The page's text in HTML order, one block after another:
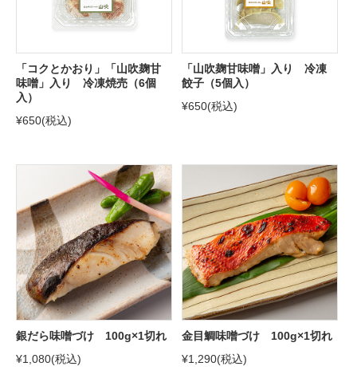
「コクとかおり」「山吹麹甘
味噌」入り 冷凍焼売（6個
入）
¥650(税込)
「山吹麹甘味噌」入り 冷凍
餃子（5個入）
¥650(税込)
銀だら味噌づけ 100g×1切れ
¥1,080(税込)
金目鯛味噌づけ 100g×1切れ
¥1,290(税込)